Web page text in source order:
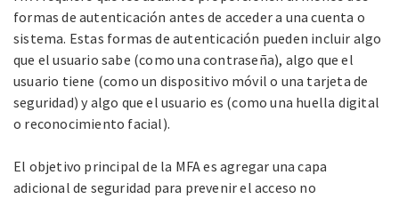
formas de autenticación antes de acceder a una cuenta o
sistema. Estas formas de autenticación pueden incluir algo
que el usuario sabe (como una contraseña), algo que el
usuario tiene (como un dispositivo móvil o una tarjeta de
seguridad) y algo que el usuario es (como una huella digital
o reconocimiento facial).
El objetivo principal de la MFA es agregar una capa
adicional de seguridad para prevenir el acceso no